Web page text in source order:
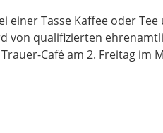
Tasse Kaffee oder
von qualifizierten
Café am 2. Freitag im